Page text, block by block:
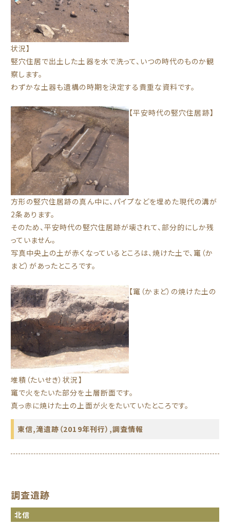
状況】
竪穴住居で出土した土器を水で洗って、いつの時代のものか観
察します。
わずかな土器も遺構の時期を決定する貴重な資料です。
【平安時代の竪穴住居跡】
方形の竪穴住居跡の真ん中に、パイプなどを埋めた現代の溝が
2条あります。
そのため、平安時代の竪穴住居跡が壊されて、部分的にしか残
っていません。
写真中央上の土が赤くなっているところは、焼けた土で、竃（か
まど）があったところです。
【竃（かまど）の焼けた土の
堆積（たいせき）状況】
竃で火をたいた部分を土層断面です。
真っ赤に焼けた土の上面が火をたいていたところです。
東信,滝遺跡（2019年刊行） ,調査情報
調査遺跡
北信